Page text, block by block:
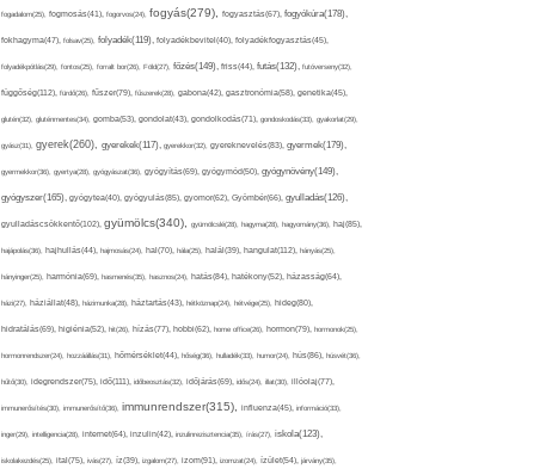
fogadalom(25), fogmosás(41), fogorvos(24), fogyás(279), fogyasztás(67), fogyókúra(178),
fokhagyma(47), folsav(25), folyadék(119), folyadékbevitel(40), folyadékfogyasztás(45),
folyadékpótlás(29), fontos(25), forralt bor(26), Föld(27), főzés(149), friss(44), futás(132), futóverseny(32),
függőség(112), fürdő(26), fűszer(79), fűszerek(28), gabona(42), gasztronómia(58), genetika(45),
glutén(32), gluténmentes(34), gomba(53), gondolat(43), gondolkodás(71), gondoskodás(33), gyakorlat(29),
gyász(31), gyerek(260), gyerekek(117), gyerekkor(32), gyereknevelés(83), gyermek(179),
gyermekkor(36), gyertya(28), gyógyászat(36), gyógyítás(69), gyógymód(50), gyógynövény(149),
gyógyszer(165), gyógytea(40), gyógyulás(85), gyomor(62), Gyömbér(66), gyulladás(126),
gyulladáscsökkentő(102), gyümölcs(340), gyümölcslé(28), hagyma(28), hagyomány(36), haj(85),
hajápolás(36), hajhullás(44), hajmosás(24), hal(70), hála(25), halál(39), hangulat(112), hányás(25),
hányinger(25), harmónia(69), hasmenés(35), hasznos(24), hatás(84), hatékony(52), házasság(64),
házi(27), háziállat(48), házimunka(28), háztartás(43), hétköznap(24), hétvége(25), hideg(80),
hidratálás(69), higiénia(52), hit(26), hízás(77), hobbi(62), home office(26), hormon(79), hormonok(25),
hormonrendszer(24), hozzáállás(31), hőmérséklet(44), hőség(36), hulladék(33), humor(24), hús(86), húsvét(36),
hűtő(30), idegrendszer(75), idő(111), időbeosztás(32), időjárás(69), idős(24), illat(30), illóolaj(77),
immunerősítés(30), immunerősítő(36), immunrendszer(315), influenza(45), információ(33),
inger(29), intelligencia(28), internet(64), inzulin(42), inzulinrezisztencia(35), írás(27), iskola(123),
iskolakezdés(25), ital(75), ivás(27), íz(39), izgalom(27), izom(91), izomzat(24), ízület(54), járvány(35),